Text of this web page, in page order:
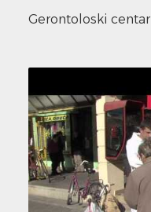
Gerontoloski centar